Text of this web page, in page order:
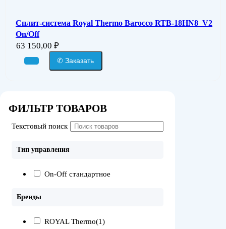
Сплит-система Royal Thermo Barocco RTB-18HN8_V2
On/Off
63 150,00 ₽
✆ Заказать
ФИЛЬТР ТОВАРОВ
Текстовый поиск
Тип управления
On-Off стандартное
Бренды
ROYAL Thermo(1)